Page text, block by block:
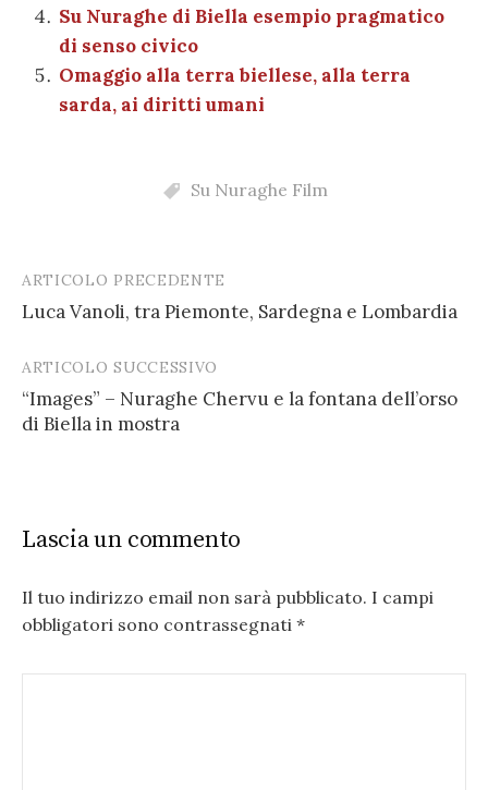
Su Nuraghe di Biella esempio pragmatico
di senso civico
Omaggio alla terra biellese, alla terra
sarda, ai diritti umani
Su Nuraghe Film
Post
navigation
ARTICOLO PRECEDENTE
Luca Vanoli, tra Piemonte, Sardegna e Lombardia
ARTICOLO SUCCESSIVO
“Images” – Nuraghe Chervu e la fontana dell’orso
di Biella in mostra
Lascia un commento
Il tuo indirizzo email non sarà pubblicato. I campi
obbligatori sono contrassegnati *